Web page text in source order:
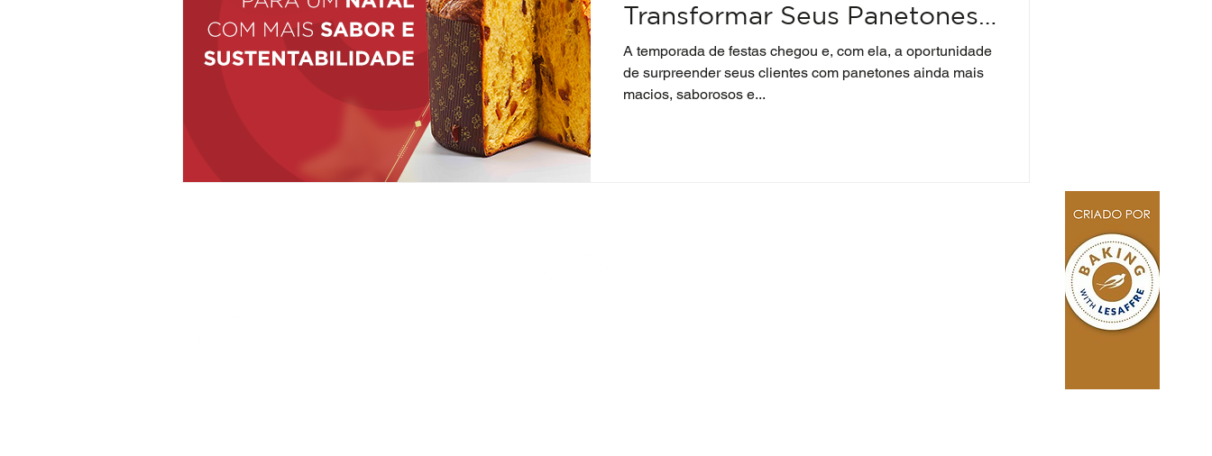
Transformar Seus Panetones
Neste Natal
A temporada de festas chegou e, com ela, a oportunidade
de surpreender seus clientes com panetones ainda mais
macios, saborosos e...